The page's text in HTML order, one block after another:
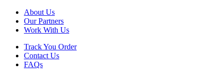
About Us
Our Partners
Work With Us
Track You Order
Contact Us
FAQs